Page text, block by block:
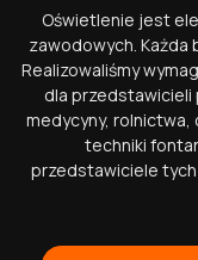
Oświetlenie jest
zawodowych.
Realizowaliśmy
dla przedstawicieli
medycyny, rolnictwa,
techniki
przedstawiciele